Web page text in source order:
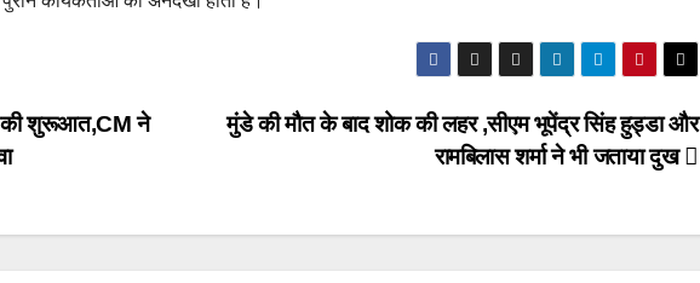
मुंडे की मौत के बाद शोक की लहर ,सीएम भूपेंद्र सिंह हुड्डा और
रामबिलास शर्मा ने भी जताया दुख
की शुरूआत,CM ने